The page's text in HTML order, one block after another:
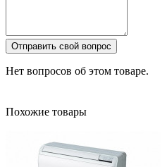
Отправить свой вопрос
Нет вопросов об этом товаре.
Похожие товары